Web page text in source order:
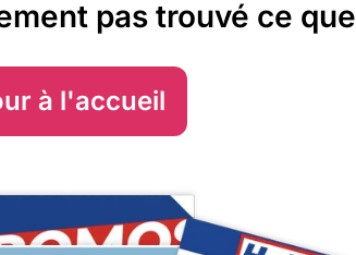
pas trouvé ce
à l'accueil